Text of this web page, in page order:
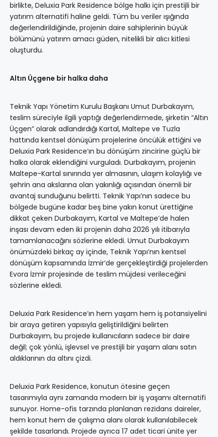
birlikte, Deluxia Park Residence bölge halkı için prestijli bir
yatırım alternatifi haline geldi. Tüm bu veriler ışığında
değerlendirildiğinde, projenin daire sahiplerinin büyük
bölümünü yatırım amacı güden, nitelikli bir alıcı kitlesi
oluşturdu.
Altın Üçgene bir halka daha
Teknik Yapı Yönetim Kurulu Başkanı Umut Durbakayım,
teslim süreciyle ilgili yaptığı değerlendirmede, şirketin “Altın
Üçgen” olarak adlandırdığı Kartal, Maltepe ve Tuzla
hattında kentsel dönüşüm projelerine öncülük ettiğini ve
Deluxia Park Residence’ın bu dönüşüm zincirine güçlü bir
halka olarak eklendiğini vurguladı. Durbakayım, projenin
Maltepe-Kartal sınırında yer almasının, ulaşım kolaylığı ve
şehrin ana akslarına olan yakınlığı açısından önemli bir
avantaj sunduğunu belirtti. Teknik Yapı’nın sadece bu
bölgede bugüne kadar beş bine yakın konut ürettiğine
dikkat çeken Durbakayım, Kartal ve Maltepe’de halen
inşası devam eden iki projenin daha 2026 yılı itibarıyla
tamamlanacağını sözlerine ekledi. Umut Durbakayım
önümüzdeki birkaç ay içinde, Teknik Yapı’nın kentsel
dönüşüm kapsamında İzmir’de gerçekleştirdiği projelerden
Evora İzmir projesinde de teslim müjdesi verileceğini
sözlerine ekledi.
Deluxia Park Residence’ın hem yaşam hem iş potansiyelini
bir araya getiren yapısıyla geliştirildiğini belirten
Durbakayım, bu projede kullanıcıların sadece bir daire
değil; çok yönlü, işlevsel ve prestijli bir yaşam alanı satın
aldıklarının da altını çizdi.
Deluxia Park Residence, konutun ötesine geçen
tasarımıyla aynı zamanda modern bir iş yaşamı alternatifi
sunuyor. Home-ofis tarzında planlanan rezidans daireler,
hem konut hem de çalışma alanı olarak kullanılabilecek
şekilde tasarlandı. Projede ayrıca 17 adet ticari ünite yer